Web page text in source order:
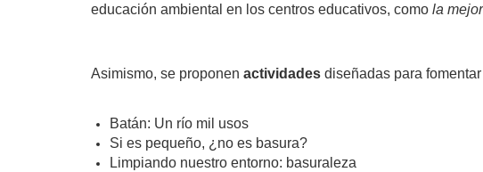
educación ambiental en los centros educativos, como la
Asimismo, se proponen actividades diseñadas para
Batán: Un río mil usos
Si es pequeño, ¿no es basura?
Limpiando nuestro entorno: basuraleza